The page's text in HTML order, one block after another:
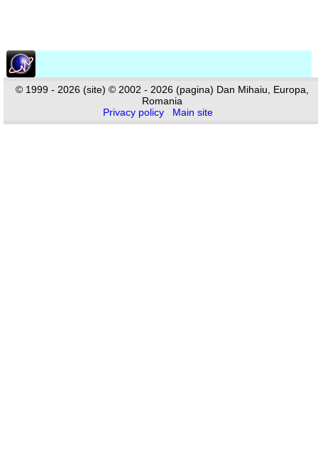
© 1999 - 2026 (site) © 2002 - 2026 (pagina) Dan Mihaiu, Europa,
Romania
Privacy policy
Main site